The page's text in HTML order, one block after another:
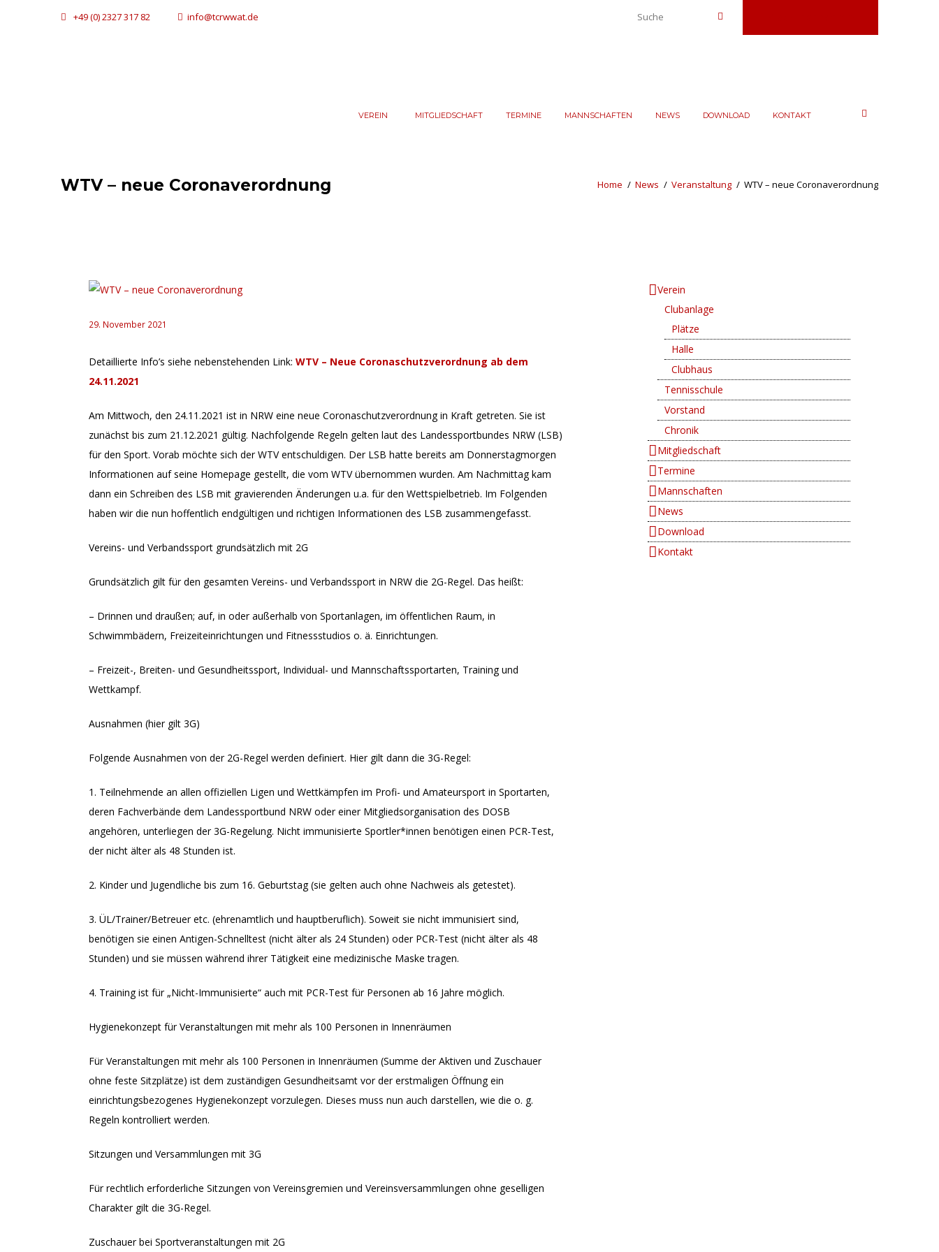
+49 (0) 2327 317 82 info@tcrwwat.de
VEREIN MITGLIEDSCHAFT TERMINE MANNSCHAFTEN NEWS DOWNLOAD KONTAKT
WTV – neue Coronaverordnung Home News Veranstaltung WTV – neue Coronaverordnung
29. November 2021
Detaillierte Info’s siehe nebenstehenden Link: WTV – Neue Coronaschutzverordnung ab dem
24.11.2021
Am Mittwoch, den 24.11.2021 ist in NRW eine neue Coronaschutzverordnung in Kraft getreten. Sie ist
zunächst bis zum 21.12.2021 gültig. Nachfolgende Regeln gelten laut des Landessportbundes NRW (LSB)
für den Sport. Vorab möchte sich der WTV entschuldigen. Der LSB hatte bereits am Donnerstagmorgen
Informationen auf seine Homepage gestellt, die vom WTV übernommen wurden. Am Nachmittag kam
dann ein Schreiben des LSB mit gravierenden Änderungen u.a. für den Wettspielbetrieb. Im Folgenden
haben wir die nun hoffentlich endgültigen und richtigen Informationen des LSB zusammengefasst.
Vereins- und Verbandssport grundsätzlich mit 2G
Grundsätzlich gilt für den gesamten Vereins- und Verbandssport in NRW die 2G-Regel. Das heißt:
– Drinnen und draußen; auf, in oder außerhalb von Sportanlagen, im öffentlichen Raum, in
Schwimmbädern, Freizeiteinrichtungen und Fitnessstudios o. ä. Einrichtungen.
– Freizeit-, Breiten- und Gesundheitssport, Individual- und Mannschaftssportarten, Training und
Wettkampf.
Ausnahmen (hier gilt 3G)
Folgende Ausnahmen von der 2G-Regel werden definiert. Hier gilt dann die 3G-Regel:
1. Teilnehmende an allen offiziellen Ligen und Wettkämpfen im Profi- und Amateursport in Sportarten,
deren Fachverbände dem Landessportbund NRW oder einer Mitgliedsorganisation des DOSB
angehören, unterliegen der 3G-Regelung. Nicht immunisierte Sportler*innen benötigen einen PCR-Test,
der nicht älter als 48 Stunden ist.
2. Kinder und Jugendliche bis zum 16. Geburtstag (sie gelten auch ohne Nachweis als getestet).
3. ÜL/Trainer/Betreuer etc. (ehrenamtlich und hauptberuflich). Soweit sie nicht immunisiert sind,
benötigen sie einen Antigen-Schnelltest (nicht älter als 24 Stunden) oder PCR-Test (nicht älter als 48
Stunden) und sie müssen während ihrer Tätigkeit eine medizinische Maske tragen.
4. Training ist für „Nicht-Immunisierte“ auch mit PCR-Test für Personen ab 16 Jahre möglich.
Hygienekonzept für Veranstaltungen mit mehr als 100 Personen in Innenräumen
Für Veranstaltungen mit mehr als 100 Personen in Innenräumen (Summe der Aktiven und Zuschauer
ohne feste Sitzplätze) ist dem zuständigen Gesundheitsamt vor der erstmaligen Öffnung ein
einrichtungsbezogenes Hygienekonzept vorzulegen. Dieses muss nun auch darstellen, wie die o. g.
Regeln kontrolliert werden.
Sitzungen und Versammlungen mit 3G
Für rechtlich erforderliche Sitzungen von Vereinsgremien und Vereinsversammlungen ohne geselligen
Charakter gilt die 3G-Regel.
Zuschauer bei Sportveranstaltungen mit 2G
Verein
Clubanlage
Plätze
Halle
Clubhaus
Tennisschule
Vorstand
Chronik
Mitgliedschaft
Termine
Mannschaften
News
Download
Kontakt